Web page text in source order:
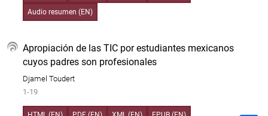
Audio resumen (EN)
Apropiación de las TIC por estudiantes mexicanos
cuyos padres son profesionales
Djamel Toudert
1-19